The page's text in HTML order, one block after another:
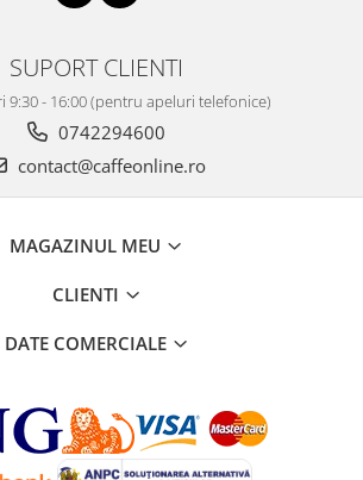
SUPORT CLIENTI
9:30 - 16:00 (pentru apeluri telefonice)
0742294600
contact@caffeonline.ro
MAGAZINUL MEU
CLIENTI
DATE COMERCIALE